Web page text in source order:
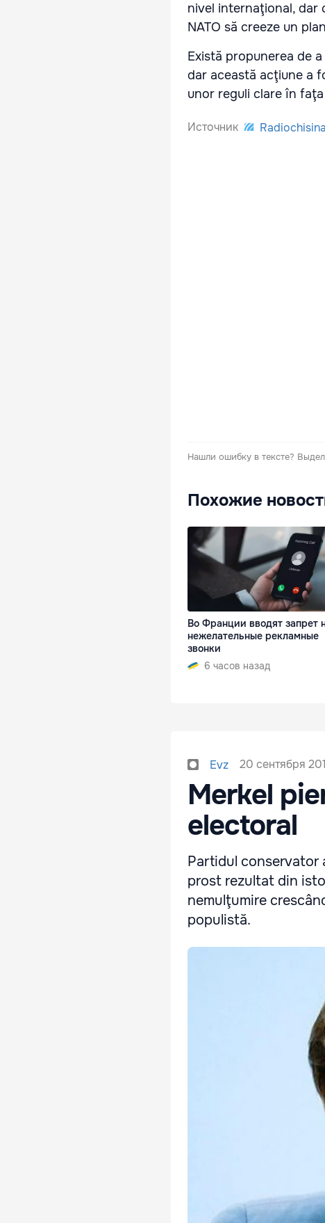
nivel internaţional, dar
NATO să creeze un
Există propunerea de
dar această acţiune a
unor reguli clare în
Источник
Нашли ошибку в тексте?
Похожие
Во Франции вводят запрет
нежелательные рекламные
звонки
6 часов назад
Evz 20 сентября
Merkel
electoral
Partidul conservator
prost rezultat din
nemulţumire
populistă.